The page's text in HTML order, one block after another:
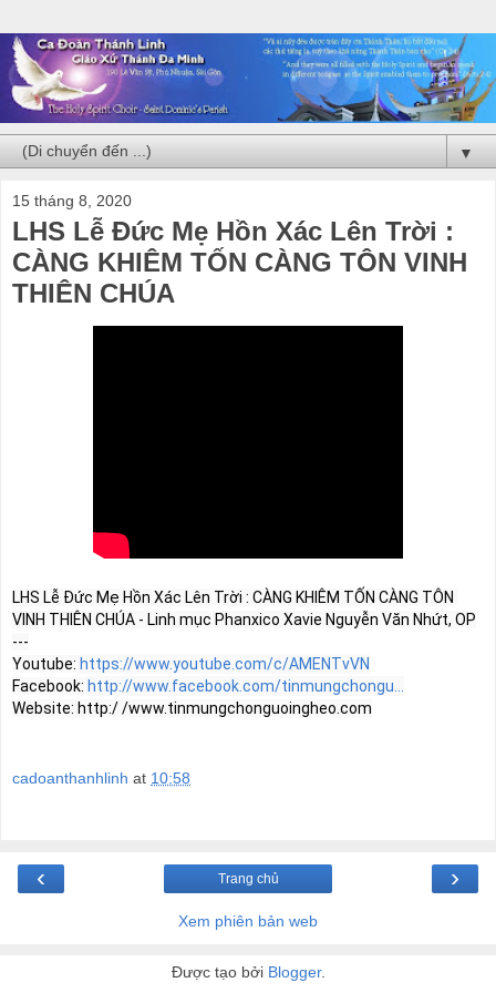
▼
15 tháng 8, 2020
LHS Lễ Đức Mẹ Hồn Xác Lên Trời :
CÀNG KHIÊM TỐN CÀNG TÔN VINH
THIÊN CHÚA
LHS Lễ Đức Mẹ Hồn Xác Lên Trời : CÀNG KHIÊM TỐN CÀNG TÔN
VINH THIÊN CHÚA - Linh mục Phanxico Xavie Nguyễn Văn Nhứt, OP
---
Youtube: https://www.youtube.com/c/AMENTvVN
Facebook: http://www.facebook.com/tinmungchongu...
cadoanthanhlinh at 10:58
‹ ›
Trang chủ
Xem phiên bản web
Được tạo bởi Blogger.